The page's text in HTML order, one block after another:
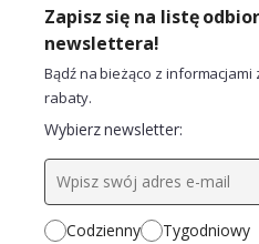
Zapisz się na listę
newslettera!
Bądź na bieżąco z
rabaty.
Wybierz newsletter:
Codzienny Tygodniowy